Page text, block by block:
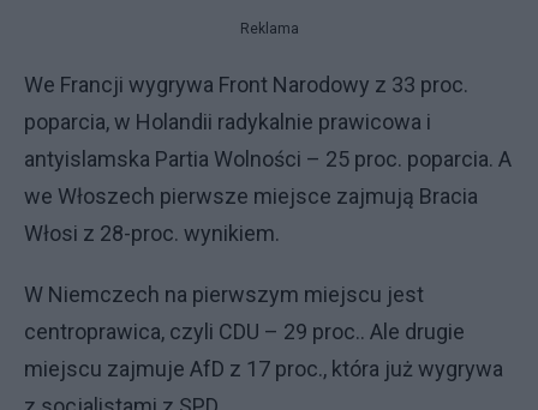
Reklama
We Francji wygrywa Front Narodowy z 33 proc.
poparcia, w Holandii radykalnie prawicowa i
antyislamska Partia Wolności – 25 proc. poparcia. A
we Włoszech pierwsze miejsce zajmują Bracia
Włosi z 28-proc. wynikiem.
W Niemczech na pierwszym miejscu jest
centroprawica, czyli CDU – 29 proc.. Ale drugie
miejscu zajmuje AfD z 17 proc., która już wygrywa